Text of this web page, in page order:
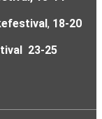
, 18-20
23-25